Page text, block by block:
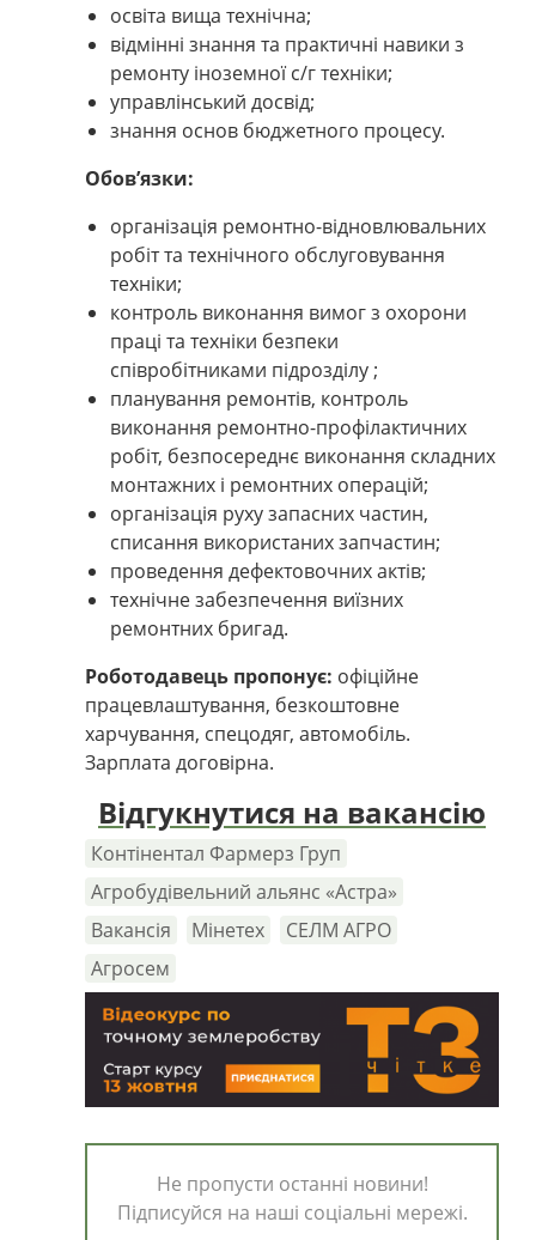
освіта вища технічна;
відмінні знання та практичні навики з
ремонту іноземної с/г техніки;
управлінський досвід;
знання основ бюджетного процесу.
Обов’язки:
організація ремонтно-відновлювальних
робіт та технічного обслуговування
техніки;
контроль виконання вимог з охорони
праці та техніки безпеки
співробітниками підрозділу ;
планування ремонтів, контроль
виконання ремонтно-профілактичних
робіт, безпосереднє виконання складних
монтажних і ремонтних операцій;
організація руху запасних частин,
списання використаних запчастин;
проведення дефектовочних актів;
технічне забезпечення виїзних
ремонтних бригад.
Роботодавець пропонує: офіційне
працевлаштування, безкоштовне
харчування, спецодяг, автомобіль.
Зарплата договірна.
Відгукнутися на вакансію
Контінентал Фармерз Груп
Агробудівельний альянс «Астра»
Вакансія
Мінетех
СЕЛМ АГРО
Агросем
Не пропусти останні новини!
Підписуйся на наші соціальні мережі.